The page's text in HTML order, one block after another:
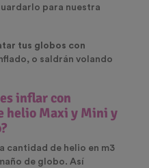
para nuestra
tus globos con
o saldrán volando
inflar con
helio Maxi y Mini y
cantidad de helio en m3
de globo. Así